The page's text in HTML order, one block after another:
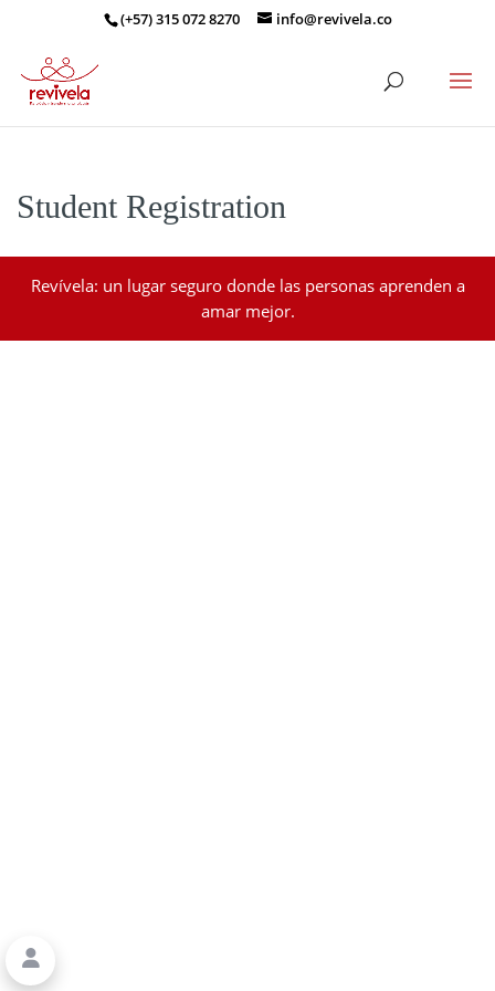
(+57) 315 072 8270 info@revivela.co
Student Registration
Revívela: un lugar seguro donde las personas aprenden a
amar mejor.